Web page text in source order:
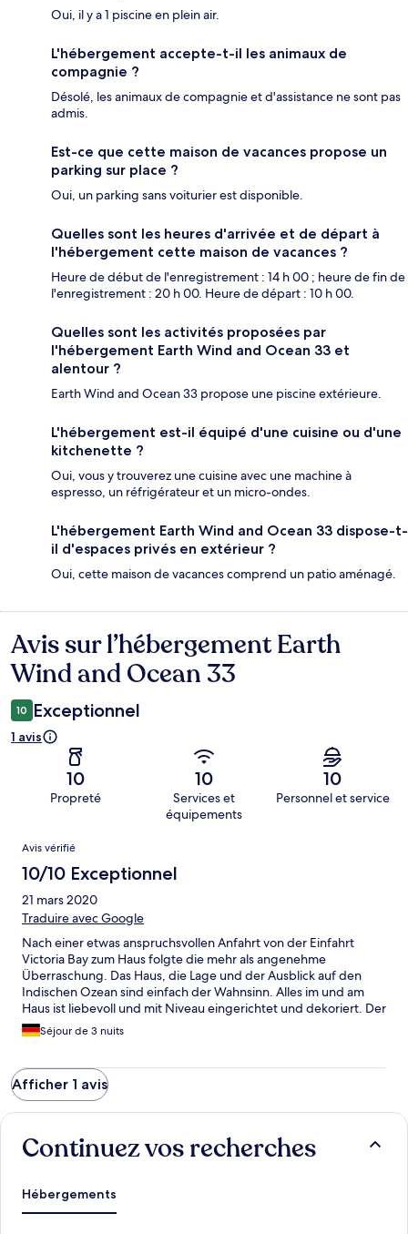
Oui, il y a 1 piscine en plein air.
L'hébergement accepte-t-il les animaux de
compagnie ?
Désolé, les animaux de compagnie et d'assistance ne sont pas
admis.
Est-ce que cette maison de vacances propose un
parking sur place ?
Oui, un parking sans voiturier est disponible.
Quelles sont les heures d'arrivée et de départ à
l'hébergement cette maison de vacances ?
Heure de début de l'enregistrement : 14 h 00 ; heure de fin de
l'enregistrement : 20 h 00. Heure de départ : 10 h 00.
Quelles sont les activités proposées par
l'hébergement Earth Wind and Ocean 33 et
alentour ?
Earth Wind and Ocean 33 propose une piscine extérieure.
L'hébergement est-il équipé d'une cuisine ou d'une
kitchenette ?
Oui, vous y trouverez une cuisine avec une machine à
espresso, un réfrigérateur et un micro-ondes.
L'hébergement Earth Wind and Ocean 33 dispose-t-
il d'espaces privés en extérieur ?
Oui, cette maison de vacances comprend un patio aménagé.
Avis
Avis sur l’hébergement Earth
Wind and Ocean 33
10 Exceptionnel
1 avis
10
Propreté
10
Services et
équipements
10
Personnel et service
Avis
Avis vérifié
10/10 Exceptionnel
21 mars 2020
Traduire avec Google
Nach einer etwas anspruchsvollen Anfahrt von der Einfahrt
Victoria Bay zum Haus folgte die mehr als angenehme
Überraschung. Das Haus, die Lage und der Ausblick auf den
Indischen Ozean sind einfach der Wahnsinn. Alles im und am
Haus ist liebevoll und mit Niveau eingerichtet und dekoriert. Der
Gastgeber war super freundlich. Hier hätten wir es noch
längere Zeit "aushalten" können.
Séjour de 3 nuits
Afficher 1 avis
Continuez vos recherches
Hébergements